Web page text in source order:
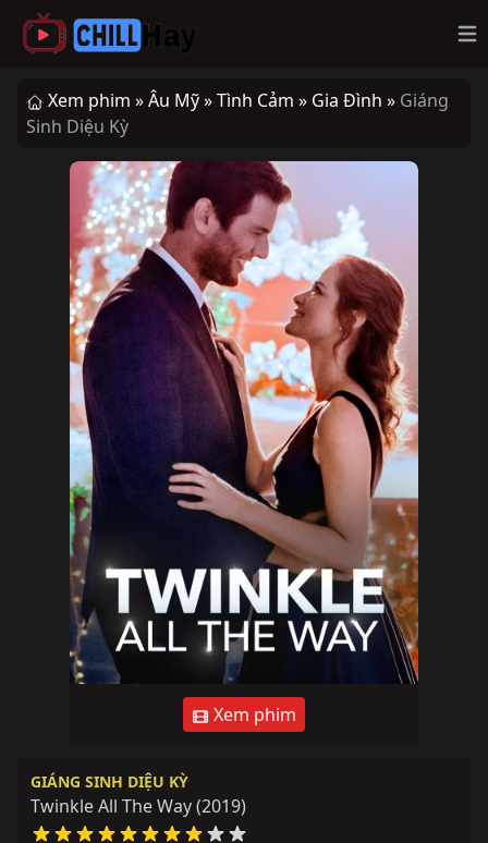
Xem phim »Âu Mỹ »Tình Cảm » Gia Đình » Giáng
Sinh Diệu Kỳ
Xem phim
GIÁNG SINH DIỆU KỲ
Twinkle All The Way(2019)